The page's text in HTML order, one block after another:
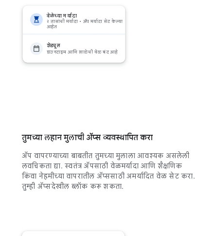
वेळेच्या मर्यादा
२ तासांची मर्यादा • ॲप मर्यादा सेट केल्या
आहेत
डाउनटाइम आणि शाळेची वेळ बंद आहे
शेड्यूल
तुमच्या लहान मुलाची ॲप्स व्यवस्थापित करा
ॲप वापरण्याच्या बाबतीत तुमच्या मुलाला आवश्यक असलेली
लवचिकता द्या. स्वतंत्र ॲपसाठी वेळमर्यादा आणि शैक्षणिक
किंवा नेहमीच्या वापरातील ॲप्ससाठी अमर्यादित वेळ सेट करा.
तुम्ही ॲप्सदेखील ब्लॉक करू शकता.